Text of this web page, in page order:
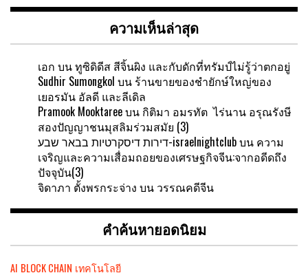
ความเห็นล่าสุด
เอก บนทูซิดิดีส สีจิ้นผิง และกับดักที่ทรัมป์ไม่รู้ว่าตกอยู่
Sudhir Sumongkol บน ร้านขายของชำยักษ์ใหญ่ของ
เยอรมัน อัลดี และลีเดิล
Pramook Mooktareeบน กิติมา อมรทัต ไร่นาน อรุณรังษี
สองปัญญาชนมุสลิมร่วมสมัย (3)
דירות דיסקרטיות בבאר שבע-israelnightclubบน ความ
เจริญและความเสื่อมถอยของเศรษฐกิจจีน:จากอดีดถึง
ปัจจุบัน(3)
จิดาภา ตั้งพรกระจ่าง บน วรรณคดีจีน
คำค้นหายอดนิยม
AI BLOCK CHAIN เทคโนโลยี